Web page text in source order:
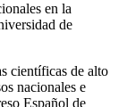
en la
de
científicas de alto
nacionales e
Español de